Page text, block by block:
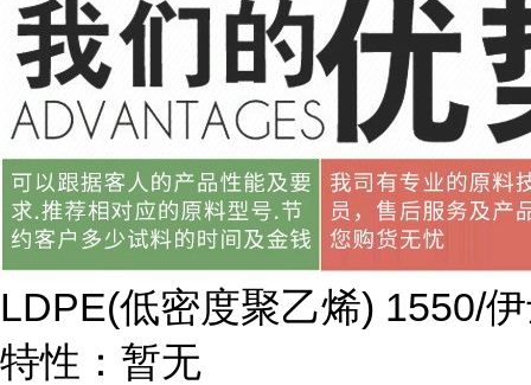
LDPE(低密度聚乙烯) 1550/
特性：暂无